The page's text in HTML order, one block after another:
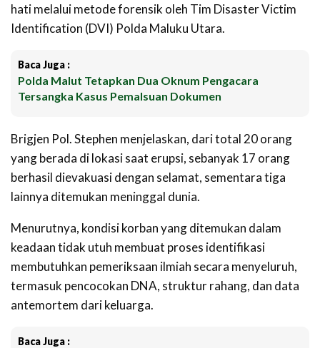
hati melalui metode forensik oleh Tim Disaster Victim
Identification (DVI) Polda Maluku Utara.
Baca Juga :
Polda Malut Tetapkan Dua Oknum Pengacara
Tersangka Kasus Pemalsuan Dokumen
Brigjen Pol. Stephen menjelaskan, dari total 20 orang
yang berada di lokasi saat erupsi, sebanyak 17 orang
berhasil dievakuasi dengan selamat, sementara tiga
lainnya ditemukan meninggal dunia.
Menurutnya, kondisi korban yang ditemukan dalam
keadaan tidak utuh membuat proses identifikasi
membutuhkan pemeriksaan ilmiah secara menyeluruh,
termasuk pencocokan DNA, struktur rahang, dan data
antemortem dari keluarga.
Baca Juga :